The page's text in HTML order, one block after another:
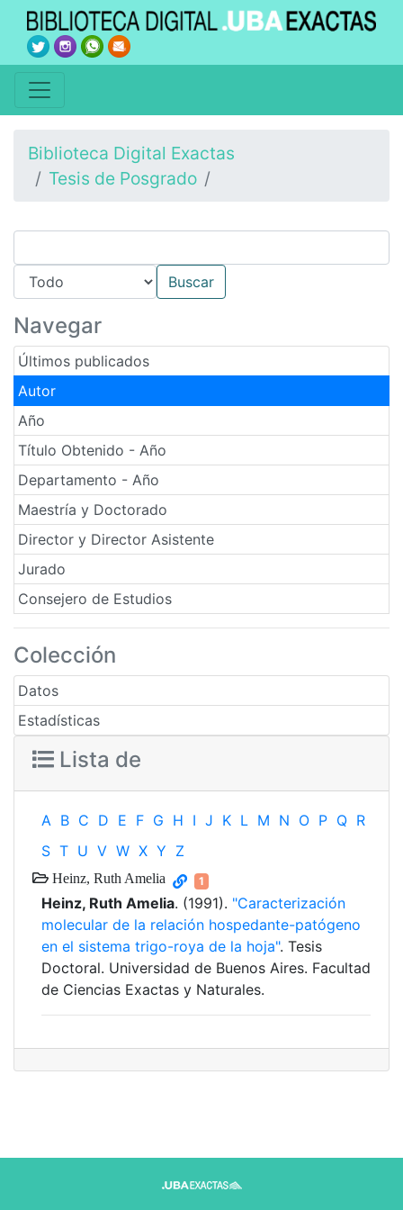
Biblioteca Digital Exactas
Tesis de Posgrado
Navegar
Últimos publicados
Autor
Año
Título Obtenido - Año
Departamento - Año
Maestría y Doctorado
Director y Director Asistente
Jurado
Consejero de Estudios
Colección
Datos
Estadísticas
Lista de
A B C D E F G H I J K L M N O P Q R
S T U V W X Y Z
Heinz, Ruth Amelia 1
Heinz, Ruth Amelia. (1991). "Caracterización
molecular de la relación hospedante-patógeno
en el sistema trigo-roya de la hoja". Tesis
Doctoral. Universidad de Buenos Aires. Facultad
de Ciencias Exactas y Naturales.